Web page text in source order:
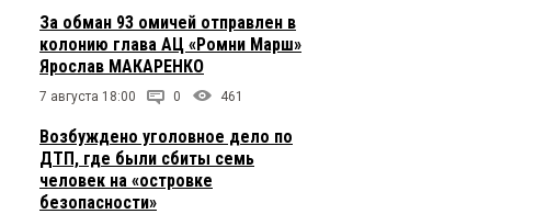
За обман 93 омичей отправлен в
колонию глава АЦ «Ромни Марш»
Ярослав МАКАРЕНКО
7 августа 18:00 0 461
Возбуждено уголовное дело по
ДТП, где были сбиты семь
человек на «островке
безопасности»